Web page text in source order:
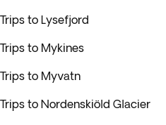
Trips to Lysefjord
Trips to Mykines
Trips to Myvatn
Trips to Nordenskiöld Glacier